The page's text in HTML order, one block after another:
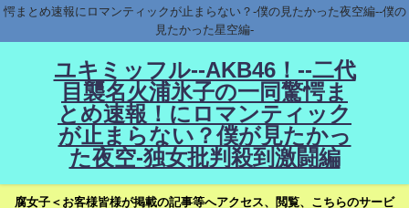
愕まとめ速報にロマンティックが止まらない？-僕の見たかった夜空編--僕の
見たかった星空編-
ユキミッフル--AKB46！--二代
目襲名火浦氷子の一同驚愕ま
とめ速報！にロマンティック
が止まらない？僕が見たかっ
た夜空-独女批判殺到激闘編
腐女子＜お客様皆様が掲載の記事等へアクセス、閲覧、こちらのサービ